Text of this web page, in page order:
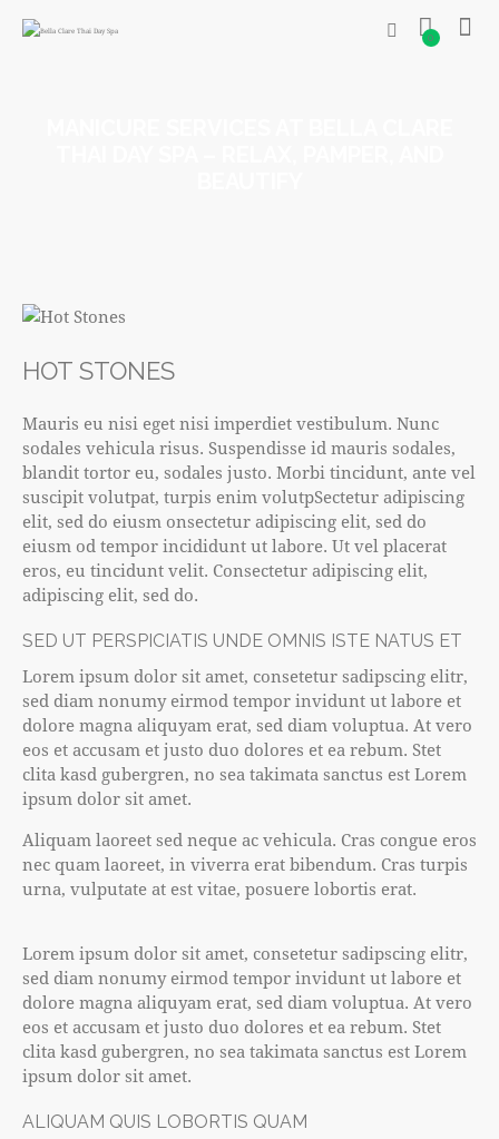
0
HOT STONES
Mauris eu nisi eget nisi imperdiet vestibulum. Nunc
sodales vehicula risus. Suspendisse id mauris sodales,
blandit tortor eu, sodales justo. Morbi tincidunt, ante vel
suscipit volutpat, turpis enim volutpSectetur adipiscing
elit, sed do eiusm onsectetur adipiscing elit, sed do
eiusm od tempor incididunt ut labore. Ut vel placerat
eros, eu tincidunt velit. Consectetur adipiscing elit,
adipiscing elit, sed do.
SED UT PERSPICIATIS UNDE OMNIS ISTE NATUS ET
Lorem ipsum dolor sit amet, consetetur sadipscing elitr,
sed diam nonumy eirmod tempor invidunt ut labore et
dolore magna aliquyam erat, sed diam voluptua. At vero
eos et accusam et justo duo dolores et ea rebum. Stet
clita kasd gubergren, no sea takimata sanctus est Lorem
ipsum dolor sit amet.
Aliquam laoreet sed neque ac vehicula. Cras congue eros
nec quam laoreet, in viverra erat bibendum. Cras turpis
urna, vulputate at est vitae, posuere lobortis erat.
Lorem ipsum dolor sit amet, consetetur sadipscing elitr,
sed diam nonumy eirmod tempor invidunt ut labore et
dolore magna aliquyam erat, sed diam voluptua. At vero
eos et accusam et justo duo dolores et ea rebum. Stet
clita kasd gubergren, no sea takimata sanctus est Lorem
ipsum dolor sit amet.
ALIQUAM QUIS LOBORTIS QUAM